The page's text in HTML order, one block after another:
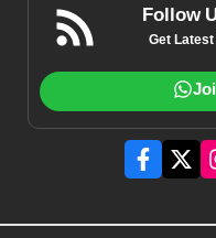
Follow
Get